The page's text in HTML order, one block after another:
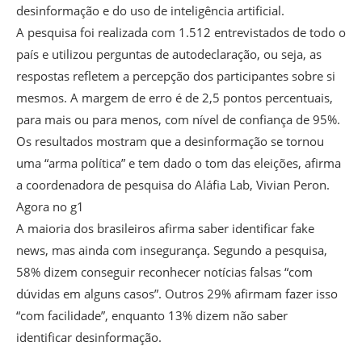
desinformação e do uso de inteligência artificial.
A pesquisa foi realizada com 1.512 entrevistados de todo o
país e utilizou perguntas de autodeclaração, ou seja, as
respostas refletem a percepção dos participantes sobre si
mesmos. A margem de erro é de 2,5 pontos percentuais,
para mais ou para menos, com nível de confiança de 95%.
Os resultados mostram que a desinformação se tornou
uma “arma política” e tem dado o tom das eleições, afirma
a coordenadora de pesquisa do Aláfia Lab, Vivian Peron.
Agora no g1
A maioria dos brasileiros afirma saber identificar fake
news, mas ainda com insegurança. Segundo a pesquisa,
58% dizem conseguir reconhecer notícias falsas “com
dúvidas em alguns casos”. Outros 29% afirmam fazer isso
“com facilidade”, enquanto 13% dizem não saber
identificar desinformação.